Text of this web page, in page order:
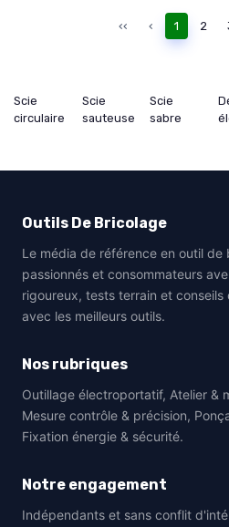
‹‹ ‹ 1 2
Scie
circulaire
Scie
sauteuse
Scie
sabre
Outils De Bricolage
Le média de référence en outil de
passionnés et consommateurs
rigoureux, tests terrain et
avec les meilleurs outils.
Nos rubriques
Outillage électroportatif, Atelier &
Mesure contrôle & précision,
Fixation énergie & sécurité.
Notre engagement
Indépendants et sans conflit